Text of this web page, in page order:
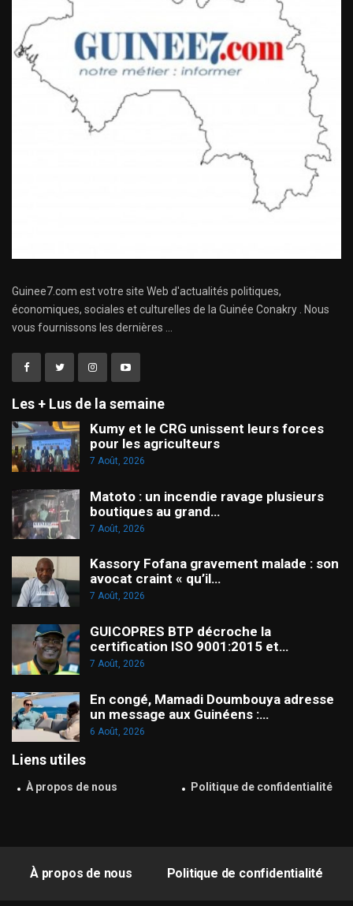
Guinee7.com est votre site Web d'actualités politiques,
économiques, sociales et culturelles de la Guinée Conakry . Nous
vous fournissons les dernières ...
Les + Lus de la semaine
Kumy et le CRG unissent leurs forces
pour les agriculteurs
7 Août, 2026
Matoto : un incendie ravage plusieurs
boutiques au grand…
7 Août, 2026
Kassory Fofana gravement malade : son
avocat craint « qu’il…
7 Août, 2026
GUICOPRES BTP décroche la
certification ISO 9001:2015 et…
7 Août, 2026
En congé, Mamadi Doumbouya adresse
un message aux Guinéens :…
6 Août, 2026
Liens utiles
À propos de nous Politique de confidentialité
À propos de nous Politique de confidentialité